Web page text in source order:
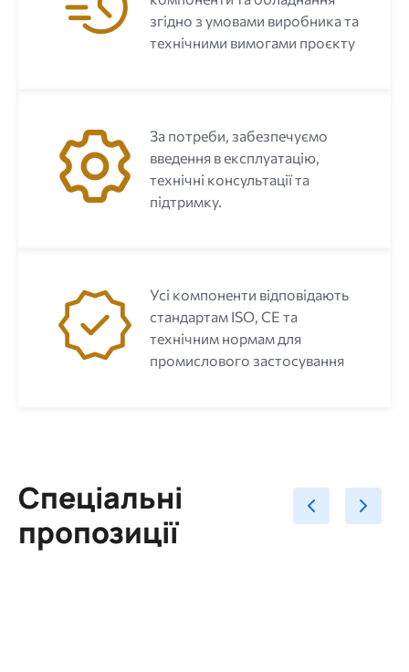
згідно з умовами виробника та
технічними вимогами проєкту
За потреби, забезпечуємо
введення в експлуатацію,
технічні консультації та
підтримку.
Усі компоненти відповідають
стандартам ISO, CE та
технічним нормам для
промислового застосування
Спеціальні
пропозиції